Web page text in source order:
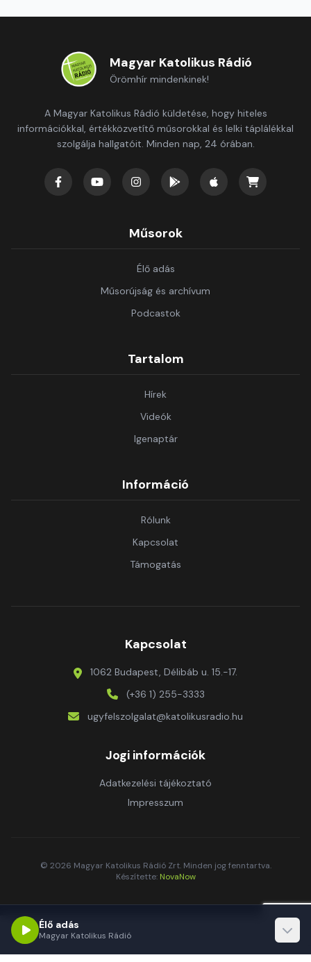
Magyar Katolikus Rádió
Örömhír mindenkinek!
A Magyar Katolikus Rádió küldetése, hogy hiteles
információkkal, értékközvetítő műsorokkal és lelki táplálékkal
szolgálja hallgatóit. Minden nap, 24 órában.
Műsorok
Élő adás
Műsorújság és archívum
Podcastok
Tartalom
Hírek
Videók
Igenaptár
Információ
Rólunk
Kapcsolat
Támogatás
Kapcsolat
1062 Budapest, Délibáb u. 15.-17.
(+36 1) 255-3333
ugyfelszolgalat@katolikusradio.hu
Jogi információk
Adatkezelési tájékoztató
Impresszum
© 2026 Magyar Katolikus Rádió Zrt. Minden jog fenntartva.
Készítette: NovaNow
Élő adás
Magyar Katolikus Rádió